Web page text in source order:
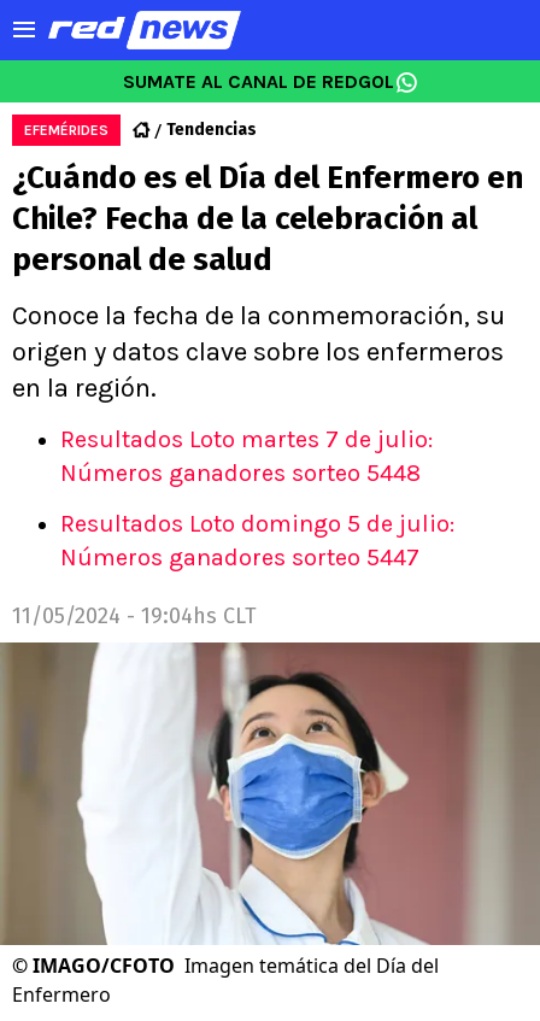
SUMATE AL CANAL DE REDGOL
EFEMÉRIDES Tendencias
¿Cuándo es el Día del Enfermero en
Chile? Fecha de la celebración al
personal de salud
Conoce la fecha de la conmemoración, su
origen y datos clave sobre los enfermeros
en la región.
Resultados Loto martes 7 de julio:
Números ganadores sorteo 5448
Resultados Loto domingo 5 de julio:
Números ganadores sorteo 5447
11/05/2024 - 19:04hs CLT
©IMAGO/CFOTO Imagen temática del Día del
Enfermero